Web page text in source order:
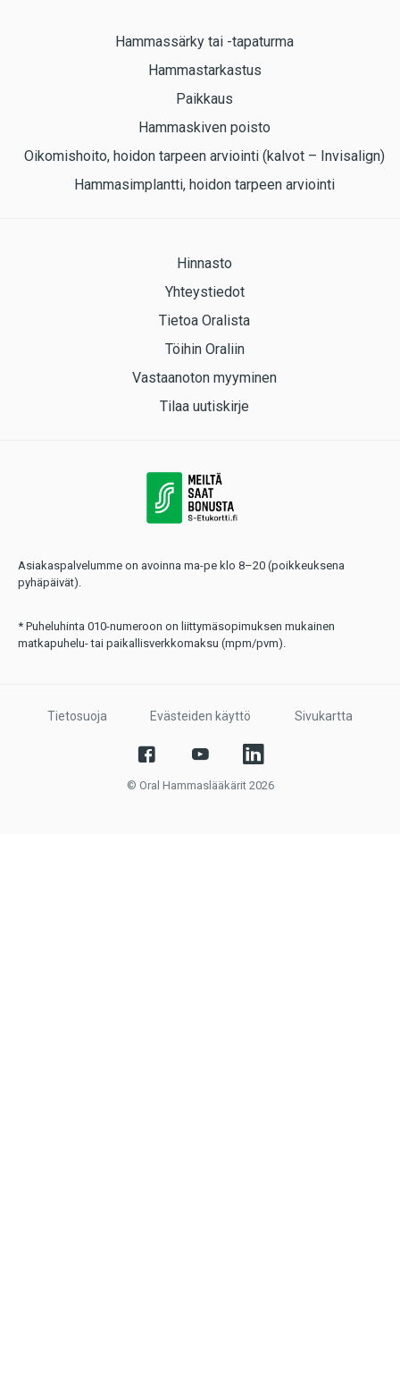
Hammassärky tai -tapaturma
Hammastarkastus
Paikkaus
Hammaskiven poisto
Oikomishoito, hoidon tarpeen arviointi (kalvot – Invisalign)
Hammasimplantti, hoidon tarpeen arviointi
Hinnasto
Yhteystiedot
Tietoa Oralista
Töihin Oraliin
Vastaanoton myyminen
Tilaa uutiskirje
Asiakaspalvelumme on avoinna ma-pe klo 8–20 (poikkeuksena
pyhäpäivät).
* Puheluhinta 010-numeroon on liittymäsopimuksen mukainen
matkapuhelu- tai paikallisverkkomaksu (mpm/pvm).
Tietosuoja Evästeiden käyttö Sivukartta
© Oral Hammaslääkärit 2026